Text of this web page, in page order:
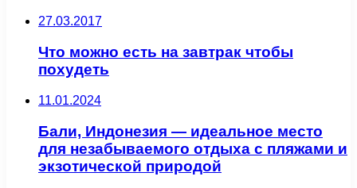
27.03.2017
Что можно есть на завтрак чтобы
похудеть
11.01.2024
Бали, Индонезия — идеальное место
для незабываемого отдыха с пляжами и
экзотической природой